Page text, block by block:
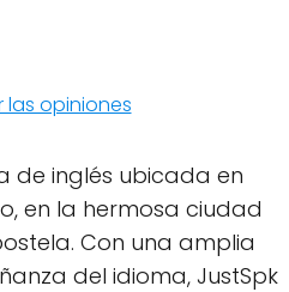
las opiniones
de inglés ubicada en
en la hermosa ciudad
Con una amplia
del idioma, JustSpk